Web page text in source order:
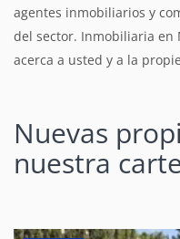
agentes inmobiliarios y
del sector. Inmobiliaria en
acerca a usted y a la
Nuevas
nuestra